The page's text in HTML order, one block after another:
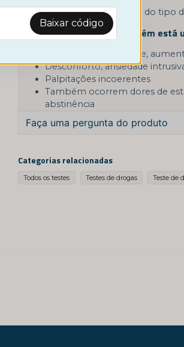
C:a 2-30 dias. Dependendo do
Sinais comuns de que alguém está
Sensação de irrealidade,
Desconforto, ansiedade
Palpitações incoerentes
Também ocorrem dores de
abstinência
Faça uma pergunta do produto
Categorias relacionadas
Todos os testes Testes de drogas Teste de
Baixar código